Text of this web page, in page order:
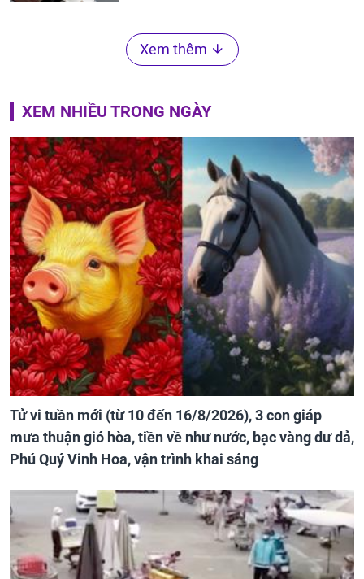
Xem thêm
XEM NHIỀU TRONG NGÀY
Tử vi tuần mới (từ 10 đến 16/8/2026), 3 con giáp
mưa thuận gió hòa, tiền về như nước, bạc vàng dư dả,
Phú Quý Vinh Hoa, vận trình khai sáng